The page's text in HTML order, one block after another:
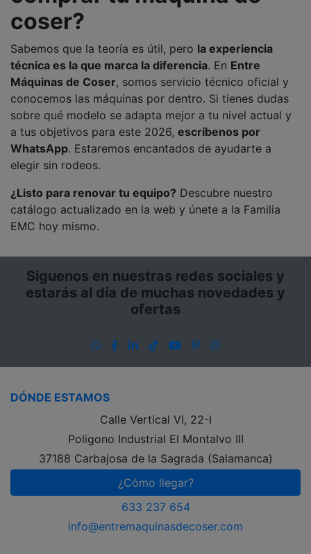
coser?
Sabemos que la teoría es útil, pero la experiencia
técnica es la que marca la diferencia. En Entre
Máquinas de Coser, somos servicio técnico oficial y
conocemos las máquinas por dentro. Si tienes dudas
sobre qué modelo se adapta mejor a tu nivel actual y
a tus objetivos para este 2026, escríbenos por
WhatsApp. Estaremos encantados de ayudarte a
elegir sin rodeos.
¿Listo para renovar tu equipo? Descubre nuestro
catálogo actualizado en la web y únete a la Familia
EMC hoy mismo.
Siguenos en nuestras redes sociales y
estarás al día de muchas novedades y
ofertas
WhatsApp
Facebook
LinkedIn
TikTokYouTube
PinterestInstagram
DÓNDE ESTAMOS
Calle Vertical VI, 22-I
Poligono Industrial El Montalvo III
37188 Carbajosa de la Sagrada (Salamanca)
¿Cómo llegar?
633 237 654
info@entremaquinasdecoser.com